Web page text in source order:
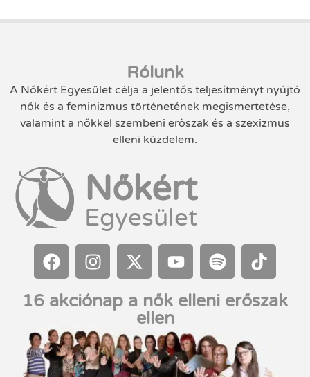
Rólunk
A Nőkért Egyesület célja a jelentős teljesítményt nyújtó
nők és a feminizmus történetének megismertetése,
valamint a nőkkel szembeni erőszak és a szexizmus
elleni küzdelem.
Nőkért
Egyesület
16 akciónap a nők elleni erőszak
ellen